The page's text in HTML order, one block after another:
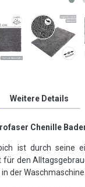
Weitere Details
Chenille
ist durch seine
den
der Waschmaschine